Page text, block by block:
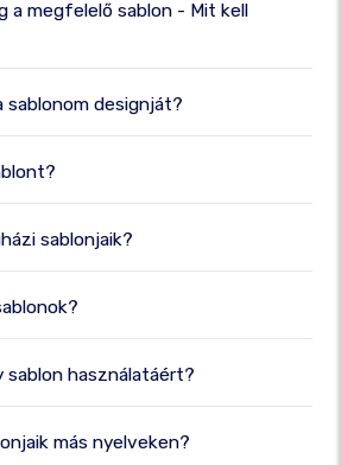
a megfelelő sablon - Mit kell
designját?
sablonjaik?
sablon használatáért?
más nyelveken?